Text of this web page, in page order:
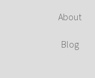
About
Blog